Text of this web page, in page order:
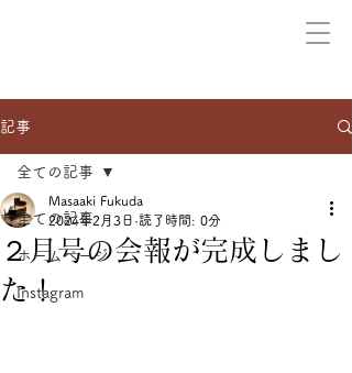
記事
全ての記事
ホームページ
Instagram
全ての記事
２月号の会報が完成しまし
た！
Masaaki Fukuda
2024年2月3日 読了時間: 0分